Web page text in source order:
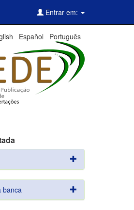
Entrar em:
Español Português
banca